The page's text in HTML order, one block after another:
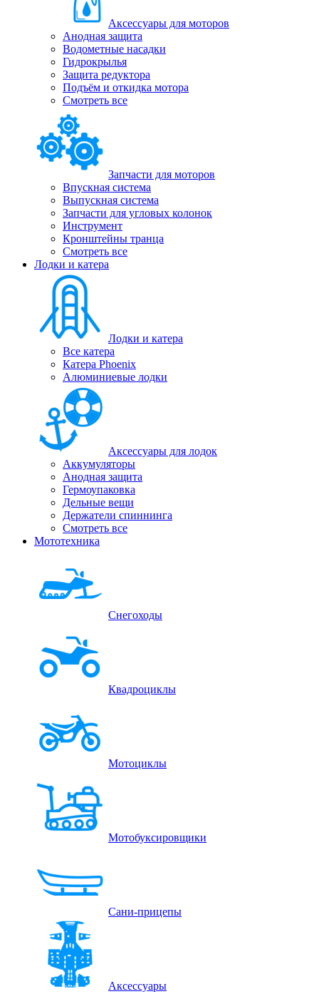
Аксессуары для моторов
Анодная защита
Водометные насадки
Гидрокрылья
Защита редуктора
Подъём и откидка мотора
Смотреть все
Запчасти для моторов
Впускная система
Выпускная система
Запчасти для угловых колонок
Инструмент
Кронштейны транца
Смотреть все
Лодки и катера
Лодки и катера
Все катера
Катера Phoenix
Алюминиевые лодки
Аксессуары для лодок
Аккумуляторы
Анодная защита
Гермоупаковка
Дельные вещи
Держатели спиннинга
Смотреть все
Мототехника
Снегоходы
Квадроциклы
Мотоциклы
Мотобуксировщики
Сани-прицепы
Аксессуары